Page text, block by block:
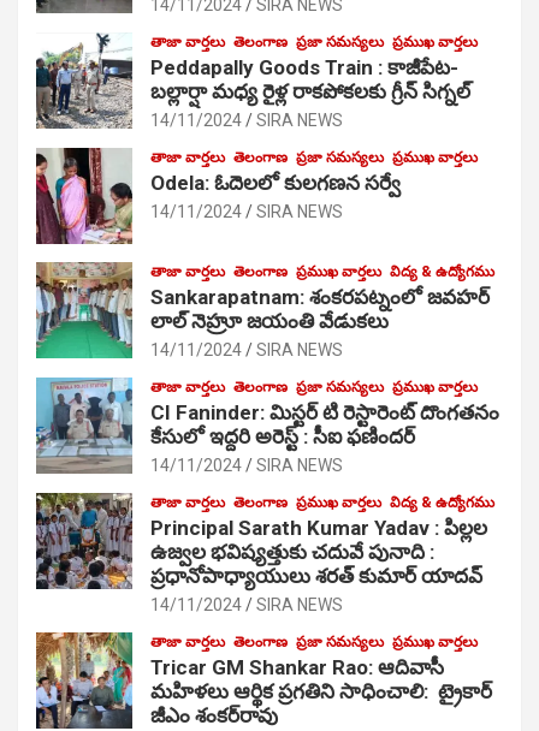
14/11/2024 SIRA NEWS
తాజా వార్తలు తెలంగాణ ప్రజా సమస్యలు ప్రముఖ వార్తలు
Peddapally Goods Train : కాజీపేట-
బల్లార్షా మధ్య రైళ్ల రాకపోకలకు గ్రీన్ సిగ్నల్
14/11/2024 SIRA NEWS
తాజా వార్తలు తెలంగాణ ప్రజా సమస్యలు ప్రముఖ వార్తలు
Odela: ఓదెలలో కులగణన సర్వే
14/11/2024 SIRA NEWS
తాజా వార్తలు తెలంగాణ ప్రముఖ వార్తలు విద్య & ఉద్యోగము
Sankarapatnam: శంకరపట్నంలో జవహర్
లాల్ నెహ్రూ జయంతి వేడుకలు
14/11/2024 SIRA NEWS
తాజా వార్తలు తెలంగాణ ప్రజా సమస్యలు ప్రముఖ వార్తలు
CI Faninder: మిస్టర్ టి రెస్టారెంట్ దొంగతనం
కేసులో ఇద్దరి అరెస్ట్ : సీఐ ఫణిందర్
14/11/2024 SIRA NEWS
తాజా వార్తలు తెలంగాణ ప్రముఖ వార్తలు విద్య & ఉద్యోగము
Principal Sarath Kumar Yadav : పిల్లల
ఉజ్వల భవిష్యత్తుకు చదువే పునాది :
ప్రధానోపాధ్యాయులు శరత్ కుమార్ యాదవ్
14/11/2024 SIRA NEWS
తాజా వార్తలు తెలంగాణ ప్రజా సమస్యలు ప్రముఖ వార్తలు
Tricar GM Shankar Rao: ఆదివాసీ
మహిళలు ఆర్థిక ప్రగతిని సాధించాలి: ట్రైకార్
జీఎం శంకర్‌రావు